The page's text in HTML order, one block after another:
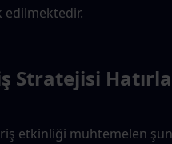
edilmektedir.
Stratejisi
etkinliği muhtemelen